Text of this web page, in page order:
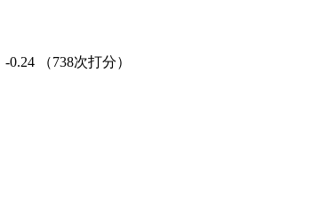
-0.24 （738次打分）